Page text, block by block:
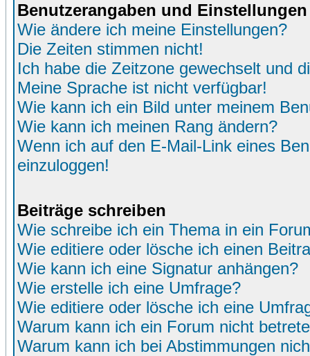
Benutzerangaben und Einstellungen
Wie ändere ich meine Einstellungen?
Die Zeiten stimmen nicht!
Ich habe die Zeitzone gewechselt und
Meine Sprache ist nicht verfügbar!
Wie kann ich ein Bild unter meinem
Wie kann ich meinen Rang ändern?
Wenn ich auf den E-Mail-Link eines
einzuloggen!
Beiträge schreiben
Wie schreibe ich ein Thema in ein
Wie editiere oder lösche ich einen
Wie kann ich eine Signatur anhängen?
Wie erstelle ich eine Umfrage?
Wie editiere oder lösche ich eine
Warum kann ich ein Forum nicht
Warum kann ich bei Abstimmungen